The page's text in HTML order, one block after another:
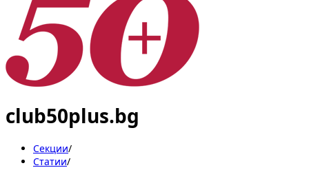
club50plus.bg
Секции/
Статии/